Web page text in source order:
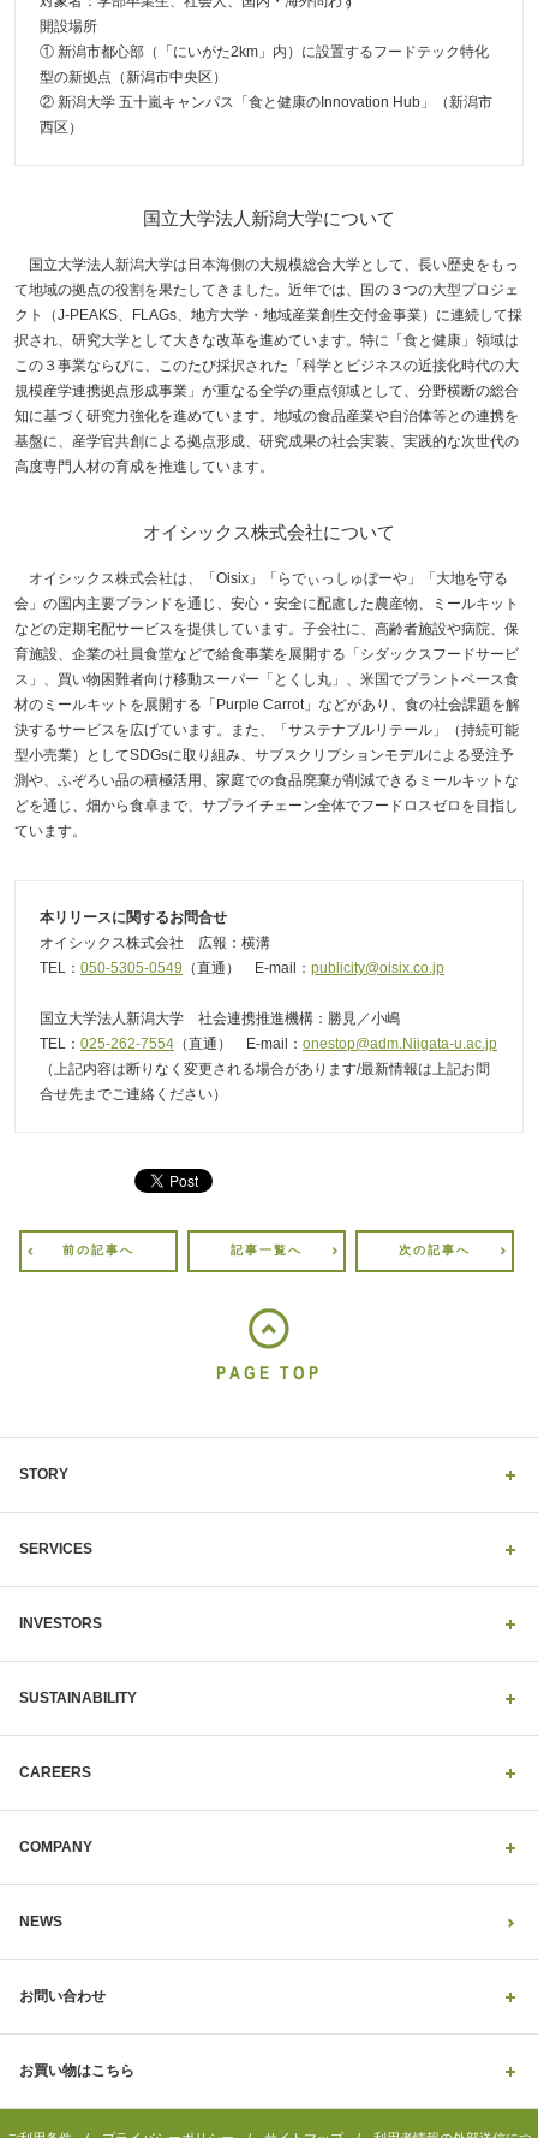
開設場所
① 新潟市都心部（「にいがた2km」内）に設置するフードテック特化
型の新拠点（新潟市中央区）
② 新潟大学 五十嵐キャンパス「食と健康のInnovation Hub」（新潟市
西区）
国立大学法人新潟大学について
国立大学法人新潟大学は日本海側の大規模総合大学として、長い歴史をもっ
て地域の拠点の役割を果たしてきました。近年では、国の３つの大型プロジェ
クト（J-PEAKS、FLAGs、地方大学・地域産業創生交付金事業）に連続して採
択され、研究大学として大きな改革を進めています。特に「食と健康」領域は
この３事業ならびに、このたび採択された「科学とビジネスの近接化時代の大
規模産学連携拠点形成事業」が重なる全学の重点領域として、分野横断の総合
知に基づく研究力強化を進めています。地域の食品産業や自治体等との連携を
基盤に、産学官共創による拠点形成、研究成果の社会実装、実践的な次世代の
高度専門人材の育成を推進しています。
オイシックス株式会社について
オイシックス株式会社は、「Oisix」「らでぃっしゅぼーや」「大地を守る
会」の国内主要ブランドを通じ、安心・安全に配慮した農産物、ミールキット
などの定期宅配サービスを提供しています。子会社に、高齢者施設や病院、保
育施設、企業の社員食堂などで給食事業を展開する「シダックスフードサービ
ス」、買い物困難者向け移動スーパー「とくし丸」、米国でプラントベース食
材のミールキットを展開する「Purple Carrot」などがあり、食の社会課題を解
決するサービスを広げています。また、「サステナブルリテール」（持続可能
型小売業）としてSDGsに取り組み、サブスクリプションモデルによる受注予
測や、ふぞろい品の積極活用、家庭での食品廃棄が削減できるミールキットな
どを通じ、畑から食卓まで、サプライチェーン全体でフードロスゼロを目指し
ています。
本リリースに関するお問合せ
オイシックス株式会社 広報：横溝
TEL： 050-5305-0549 （直通） E-mail： publicity@oisix.co.jp
国立大学法人新潟大学 社会連携推進機構：勝見／小嶋
TEL： 025-262-7554 （直通） E-mail： onestop@adm.Niigata-u.ac.jp
（上記内容は断りなく変更される場合があります/最新情報は上記お問
合せ先までご連絡ください）
前の記事へ 記事一覧へ 次の記事へ
PAGE TOP
STORY
SERVICES
INVESTORS
SUSTAINABILITY
CAREERS
COMPANY
NEWS
お問い合わせ
お買い物はこちら